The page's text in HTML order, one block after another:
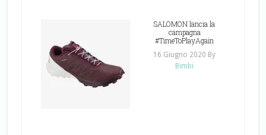
SALOMON lancia la
campagna
#TimeToPlayAgain
16 Giugno 2020 By
Bimbi